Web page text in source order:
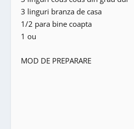
3 linguri branza de casa
1/2 para bine coapta
1 ou
MOD DE PREPARARE